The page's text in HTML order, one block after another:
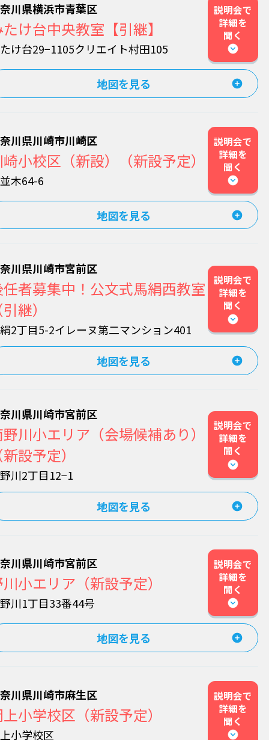
川県横浜市青葉区
け台中央教室【引継】
け台29−1105クリエイト村田105
説明会で
詳細を
聞く
地図を見る
川県川崎市川崎区
小校区（新設）（新設予定）
木64-6
説明会で
詳細を
聞く
地図を見る
川県川崎市宮前区
者募集中！公文式馬絹西教室
継）
2丁目5-2イレーヌ第二マンション401
説明会で
詳細を
聞く
地図を見る
川県川崎市宮前区
川小エリア（会場候補あり）
設予定）
川2丁目12−1
説明会で
詳細を
聞く
地図を見る
川県川崎市宮前区
小エリア（新設予定）
川1丁目33番44号
説明会で
詳細を
聞く
地図を見る
川県川崎市麻生区
小学校区（新設予定）
小学校区
説明会で
詳細を
聞く